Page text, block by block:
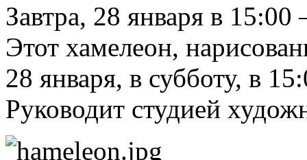
Завтра, 28 января в
Этот хамелеон,
28 января, в субботу, в
Руководит студией